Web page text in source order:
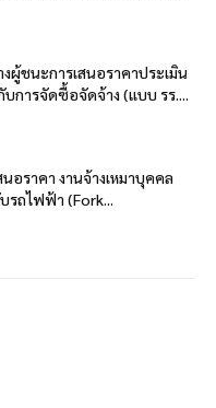
งผู้ชนะการเสนอราคาประเมิน
บการจัดซื้อจัดจ้าง (แบบ รร....
อราคา งานจ้างเหมาบุคคล
รถไฟฟ้า (Fork...